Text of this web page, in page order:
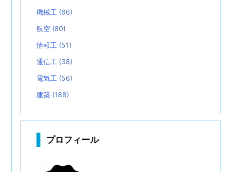
機械工 (66)
航空 (80)
情報工 (51)
通信工 (38)
電気工 (56)
建築 (188)
プロフィール